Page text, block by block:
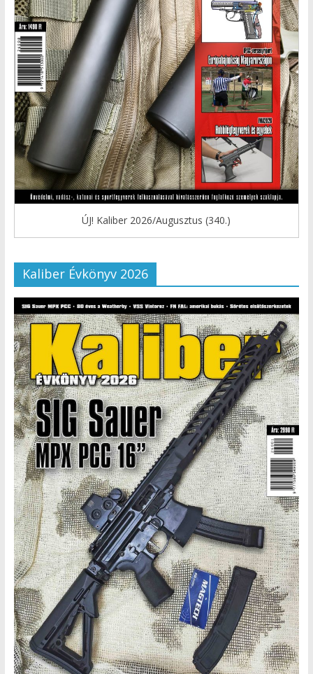
ÚJ! Kaliber 2026/Augusztus (340.)
Kaliber Évkönyv 2026